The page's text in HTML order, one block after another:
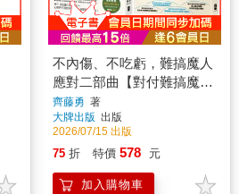
不內傷、不吃虧，難搞魔人
應對二部曲【對付難搞魔人
的不內傷心理學＋對付難搞
魔人的不吃虧回話術】
齊藤勇 著
大牌出版 出版
2026/07/15 出版
75 折 特價 578 元
加入購物車